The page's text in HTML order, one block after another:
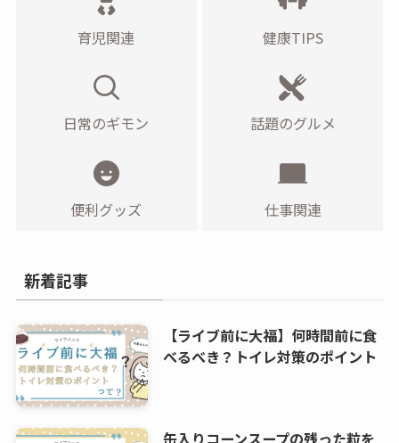
育児関連 健康TIPS
日常のギモン 話題のグルメ
便利グッズ 仕事関連
新着記事
【ライブ前に大福】何時間前に食
べるべき？トイレ対策のポイント
缶入りコーンスープの残った粒を